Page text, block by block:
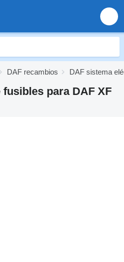
DAF recambios DAF sistema
fusibles para DAF XF